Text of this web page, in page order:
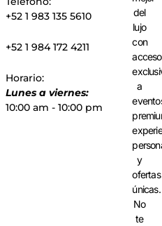
+52 1 983 135 5610
+52 1 984 172 4211
Horario:
Lunes a viernes:
10:00 am - 10:00 pm
del
lujo
con
acceso
a
y
ofertas
únicas.
No
te